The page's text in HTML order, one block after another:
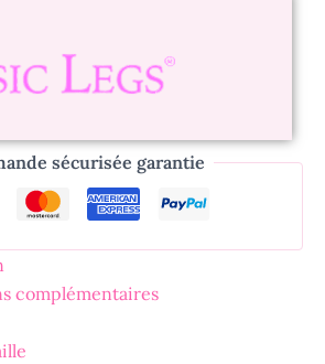
sécurisée garantie
complémentaires